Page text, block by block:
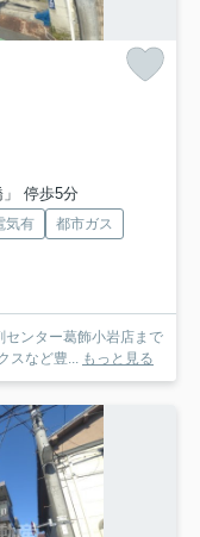
停歩5分
気有
都市ガス
センター葛飾小岩店まで
スなど豊... もっと見る